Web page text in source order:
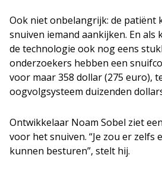
Ook niet onbelangrijk: de patiënt
snuiven iemand aankijken. En als
de technologie ook nog eens
onderzoekers hebben een
voor maar 358 dollar (275 euro),
oogvolgsysteem duizenden
Ontwikkelaar Noam Sobel ziet
voor het snuiven. “Je zou er zelfs
kunnen besturen”, stelt hij.